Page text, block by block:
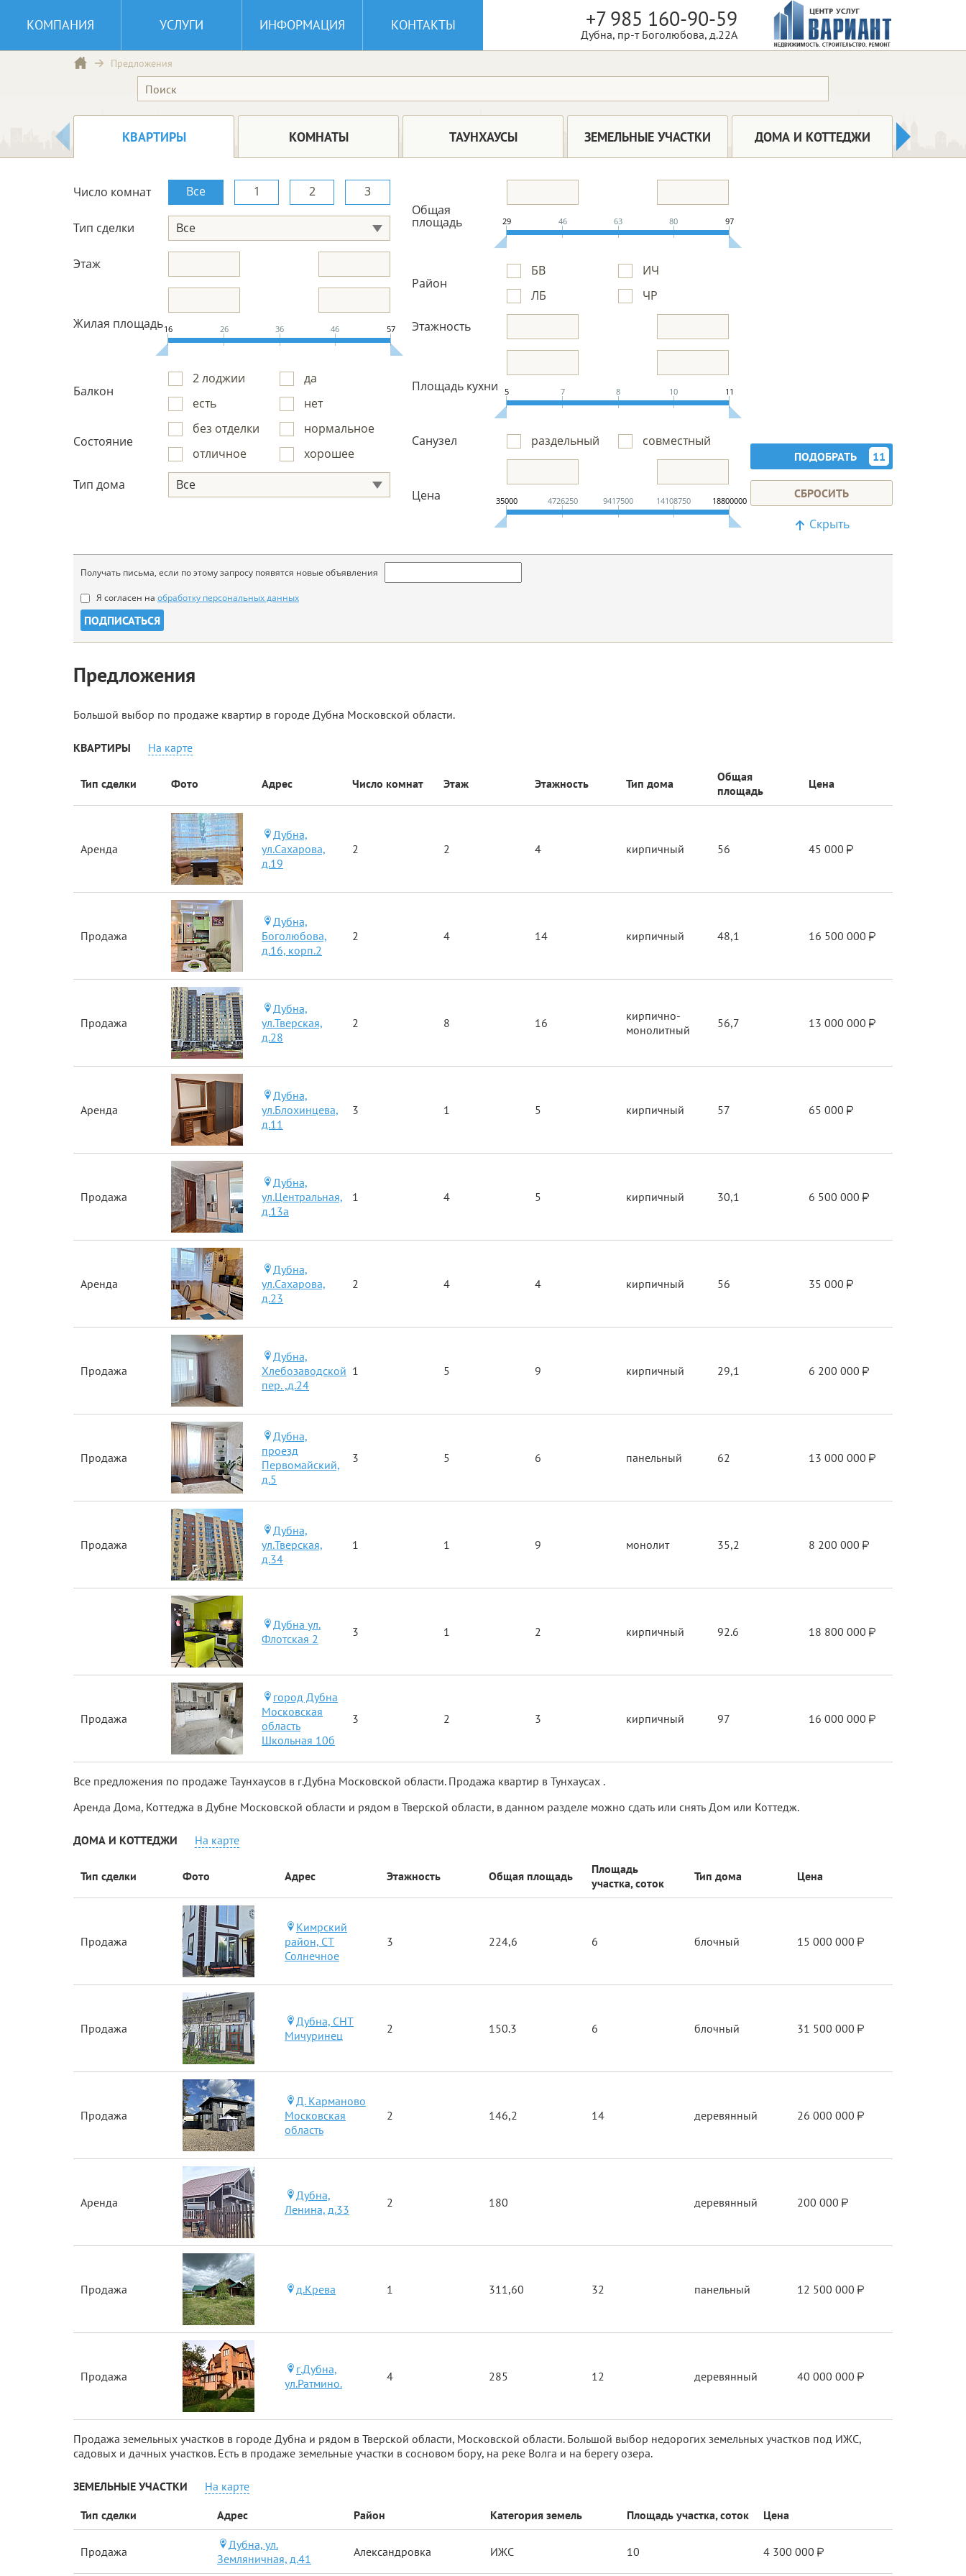
+7 985 160-90-59
Дубна, пр-т Боголюбова, д.22А
КОМПАНИЯ УСЛУГИ ИНФОРМАЦИЯ КОНТАКТЫ
Предложения
КВАРТИРЫ КОМНАТЫ ТАУНХАУСЫ ЗЕМЕЛЬНЫЕ УЧАСТКИ ДОМА И КОТТЕДЖИ
Число комнат Все 1 2 3
Тип сделки Все
Этаж
Жилая площадь16 26 36 46 57
Балкон
2 лоджии
есть
да
нет
Состояние
без отделки
отличное
нормальное
хорошее
Тип дома
Все
Общая
площадь 29 46 63 80 97
Район
БВ
ЛБ
ИЧ
ЧР
Этажность
Площадь кухни 5 7 8 10 11
Санузел раздельный совместный
Цена 35000 4726250 9417500 14108750 18800000
ПОДОБРАТЬ 11
СБРОСИТЬ
Скрыть
Получать письма, если по этому запросу появятся новые объявления
Я согласен на обработку персональных данных
Предложения
Большой выбор по продаже квартир в городе Дубна Московской области.
КВАРТИРЫ На карте
Тип сделки Фото Адрес Число комнат Этаж Этажность Тип дома
Общая
площадь
Цена
Аренда
Дубна,
ул.Сахарова,
д.19
2 2 4 кирпичный 56 45 000
Продажа
Дубна,
Боголюбова,
д.16, корп.2
2 4 14 кирпичный 48,1 16 500 000
Продажа
Дубна,
ул.Тверская,
д.28
2 8 16
кирпично-
монолитный
56,7 13 000 000
Аренда
Дубна,
ул.Блохинцева,
д.11
3 1 5 кирпичный 57 65 000
Продажа
Дубна,
ул.Центральная,
д.13а
1 4 5 кирпичный 30,1 6 500 000
Аренда
Дубна,
ул.Сахарова,
д.23
2 4 4 кирпичный 56 35 000
Продажа
Дубна,
Хлебозаводской
пер. ,д.24
1 5 9 кирпичный 29,1 6 200 000
Продажа
Дубна,
проезд
Первомайский,
д.5
3 5 6 панельный 62 13 000 000
Продажа
Дубна,
ул.Тверская,
д.34
1 1 9 монолит 35,2 8 200 000
Дубна ул.
Флотская 2
3 1 2 кирпичный 92.6 18 800 000
Продажа
город Дубна
Московская
область
Школьная 10б
3 2 3 кирпичный 97 16 000 000
Все предложения по продаже Таунхаусов в г.Дубна Московской области. Продажа квартир в Тунхаусах .
Аренда Дома, Коттеджа в Дубне Московской области и рядом в Тверской области, в данном разделе можно сдать или снять Дом или Коттедж.
ДОМА И КОТТЕДЖИ На карте
Тип сделки Фото Адрес Этажность Общая площадь
Площадь
участка, соток
Тип дома Цена
Продажа
Кимрский
район, СТ
Солнечное
3 224,6 6 блочный 15 000 000
Продажа
Дубна, СНТ
Мичуринец
2 150.3 6 блочный 31 500 000
Продажа
Д. Карманово
Московская
область
2 146,2 14 деревянный 26 000 000
Аренда
Дубна,
Ленина, д.33
2 180 деревянный 200 000
Продажа д.Крева 1 311,60 32 панельный 12 500 000
Продажа
г.Дубна,
ул.Ратмино.
4 285 12 деревянный 40 000 000
Продажа земельных участков в городе Дубна и рядом в Тверской области, Московской области. Большой выбор недорогих земельных участков под ИЖС,
садовых и дачных участков. Есть в продаже земельные участки в сосновом бору, на реке Волга и на берегу озера.
ЗЕМЕЛЬНЫЕ УЧАСТКИ
На карте
Тип сделки
Адрес Район Категория земель Площадь участка, соток Цена
Продажа
Дубна, ул.
Земляничная, д.41
Александровка ИЖС 10 4 300 000